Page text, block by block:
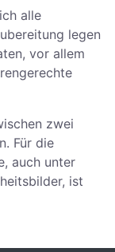
alle
legen
vor allem
zwei
Für die
auch unter
ist